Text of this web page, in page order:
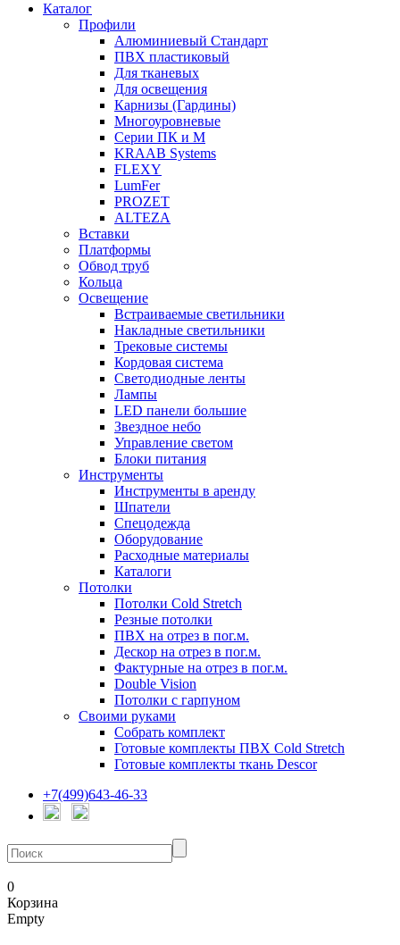
Каталог
Профили
Алюминиевый Стандарт
ПВХ пластиковый
Для тканевых
Для освещения
Карнизы (Гардины)
Многоуровневые
Серии ПК и М
KRAAB Systems
FLEXY
LumFer
PROZET
ALTEZA
Вставки
Платформы
Обвод труб
Кольца
Освещение
Встраиваемые светильники
Накладные светильники
Трековые системы
Кордовая система
Светодиодные ленты
Лампы
LED панели большие
Звездное небо
Управление светом
Блоки питания
Инструменты
Инструменты в аренду
Шпатели
Спецодежда
Оборудование
Расходные материалы
Каталоги
Потолки
Потолки Cold Stretch
Резные потолки
ПВХ на отрез в пог.м.
Дескор на отрез в пог.м.
Фактурные на отрез в пог.м.
Double Vision
Потолки с гарпуном
Своими руками
Собрать комплект
Готовые комплекты ПВХ Cold Stretch
Готовые комплекты ткань Descor
+7(499)643-46-33
0
Корзина
Empty